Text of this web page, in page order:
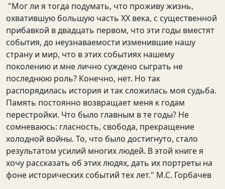
"Мог ли я тогда подумать, что проживу жизнь,
охватившую большую часть ХХ века, с существенной
прибавкой в двадцать первом, что эти годы вместят
события, до неузнаваемости изменившие нашу
страну и мир, что в этих событиях нашему
поколению и мне лично суждено сыграть не
последнюю роль? Конечно, нет. Но так
распорядилась история и так сложилась моя судьба.
Память постоянно возвращает меня к годам
перестройки. Что было главным в те годы? Не
сомневаюсь: гласность, свобода, прекращение
холодной войны. То, что было достигнуто, стало
результатом усилий многих людей. В этой книге я
хочу рассказать об этих людях, дать их портреты на
фоне исторических событий тех лет." М.С. Горбачев